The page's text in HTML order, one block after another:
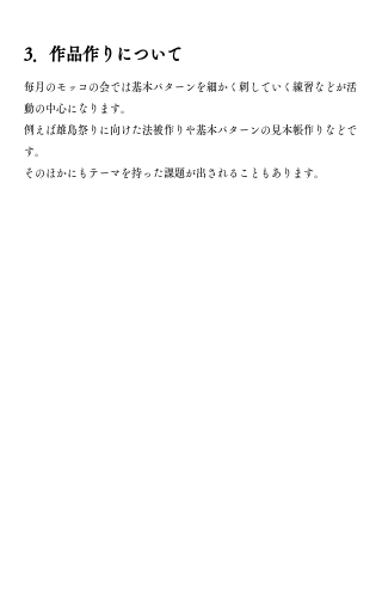
​3．作品作りについて
毎月のモッコの会では基本パターンを細かく刺していく練習などが活
動の中心になります。
例えば雄島祭りに向けた法被作りや基本パターンの見本帳作りなどで
す。
そのほかにもテーマを持った課題が出されることもあります。